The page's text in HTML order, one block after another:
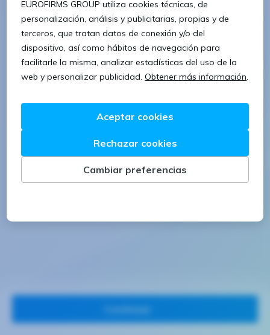
Confirmar contraseña
8 caracteres 1 letra minúscula
1 letra mayúscula 1 número